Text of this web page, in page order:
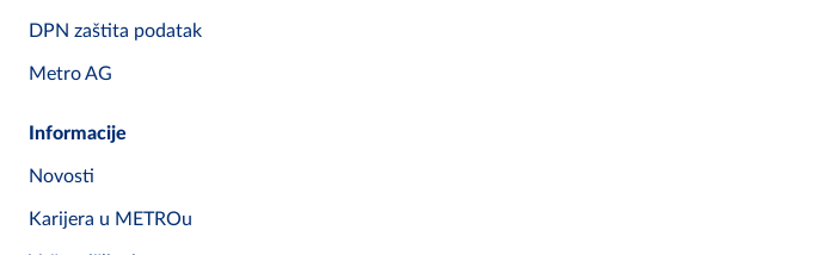
DPN zaštita podatak
Metro AG
Informacije
Novosti
Karijera u METROu